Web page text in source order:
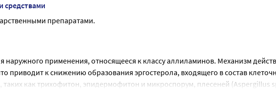
средствами
препаратами.
применения, относящееся к классу аллиламинов. Механизм
приводит к снижению образования эргостерола, входящего в состав
как трихофитон, эпидермофитон и микроспорум, плесеней (Aspergillus